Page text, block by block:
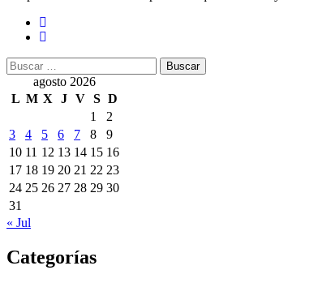
Buscar:
agosto 2026
L M X J V S D
1
2
3
4 5 6 7 8
9
10 11 12 13 14 15 16
17 18 19 20 21 22 23
24 25 26 27 28 29 30
31
« Jul
Categorías